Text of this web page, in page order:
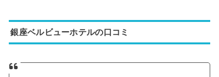
銀座ベルビューホテルの口コミ